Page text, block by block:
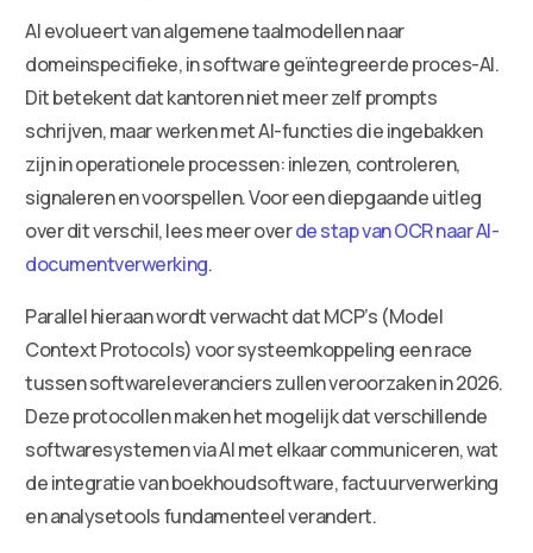
AI evolueert van algemene taalmodellen naar
domeinspecifieke, in software geïntegreerde proces-AI.
Dit betekent dat kantoren niet meer zelf prompts
schrijven, maar werken met AI-functies die ingebakken
zijn in operationele processen: inlezen, controleren,
signaleren en voorspellen. Voor een diepgaande uitleg
over dit verschil, lees meer overde stap van OCR naar AI-
documentverwerking.
Parallel hieraan wordt verwacht dat MCP’s (Model
Context Protocols) voor systeemkoppeling een race
tussen softwareleveranciers zullen veroorzaken in 2026.
Deze protocollen maken het mogelijk dat verschillende
softwaresystemen via AI met elkaar communiceren, wat
de integratie van boekhoudsoftware, factuurverwerking
en analysetools fundamenteel verandert.